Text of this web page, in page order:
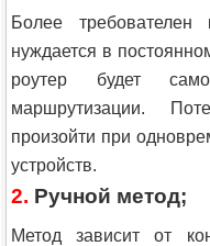
Более требователен
нуждается в
роутер будет
маршрутизации.
произойти при
устройств.
2. Ручной метод;
Метод зависит от